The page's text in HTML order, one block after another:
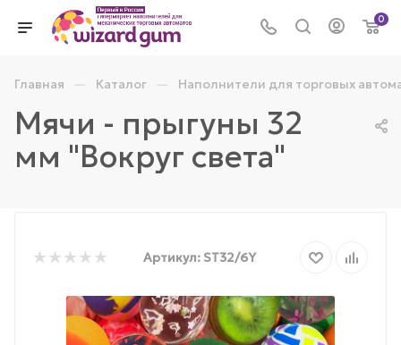
0
Главная — Каталог — Наполнители для торговых
Мячи - прыгуны 32
мм "Вокруг света"
Артикул: ST32/6Y